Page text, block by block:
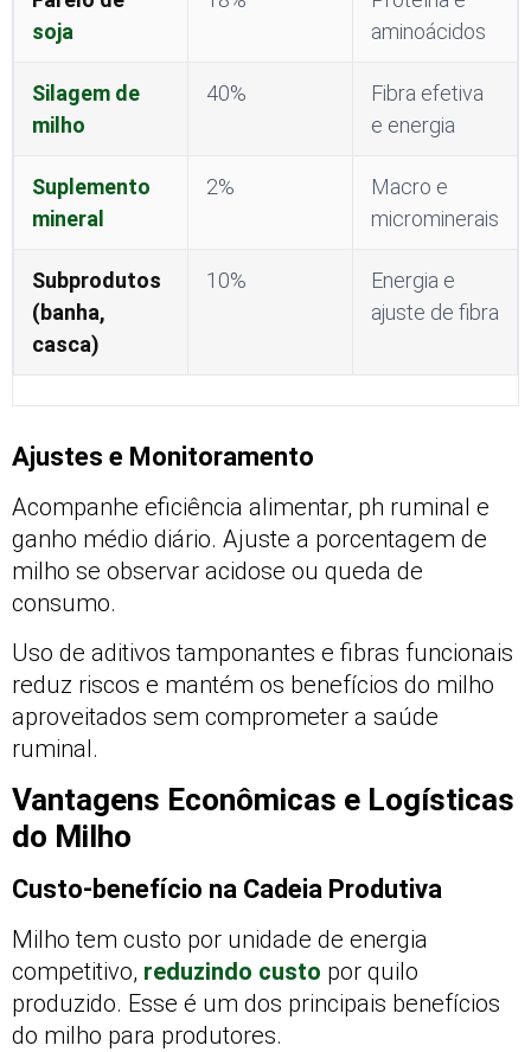
soja
aminoácidos
Silagem de
milho
40%
Fibra efetiva
e energia
Suplemento
mineral
2%
Macro e
microminerais
Subprodutos
(banha,
casca)
10%
Energia e
ajuste de fibra
Ajustes e Monitoramento
Acompanhe eficiência alimentar, ph ruminal e
ganho médio diário. Ajuste a porcentagem de
milho se observar acidose ou queda de
consumo.
Uso de aditivos tamponantes e fibras funcionais
reduz riscos e mantém os benefícios do milho
aproveitados sem comprometer a saúde
ruminal.
Vantagens Econômicas e Logísticas
do Milho
Custo-benefício na Cadeia Produtiva
Milho tem custo por unidade de energia
competitivo, reduzindo custo por quilo
produzido. Esse é um dos principais benefícios
do milho para produtores.